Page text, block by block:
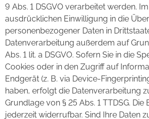
9 Abs. 1 DSGVO verarbeitet werden.
ausdrücklichen Einwilligung in die
personenbezogener Daten in
Datenverarbeitung außerdem auf
Abs. 1 lit. a DSGVO. Sofern Sie in die
Cookies oder in den Zugriff auf
Endgerät (z. B. via Device-
haben, erfolgt die Datenverarbeitung
Grundlage von § 25 Abs. 1 TTDSG. Die
jederzeit widerrufbar. Sind Ihre Daten